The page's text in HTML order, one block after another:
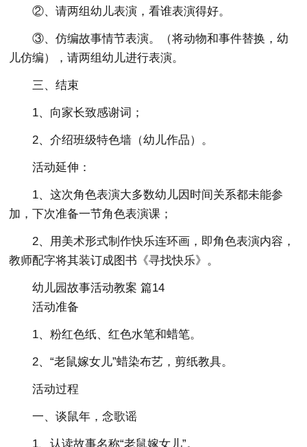
②、请两组幼儿表演，看谁表演得好。
③、仿编故事情节表演。（将动物和事件替换，幼
儿仿编），请两组幼儿进行表演。
三、结束
1、向家长致感谢词；
2、介绍班级特色墙（幼儿作品）。
活动延伸：
1、这次角色表演大多数幼儿因时间关系都未能参
加，下次准备一节角色表演课；
2、用美术形式制作快乐连环画，即角色表演内容，
教师配字将其装订成图书《寻找快乐》。
幼儿园故事活动教案 篇14
活动准备
1、粉红色纸、红色水笔和蜡笔。
2、“老鼠嫁女儿”蜡染布艺，剪纸教具。
活动过程
一、谈鼠年，念歌谣
1、认读故事名称“老鼠嫁女儿”。